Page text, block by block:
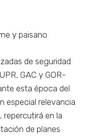
y paisano
de seguridad
GAC y GOR-
esta época del
especial relevancia
repercutirá en la
de planes